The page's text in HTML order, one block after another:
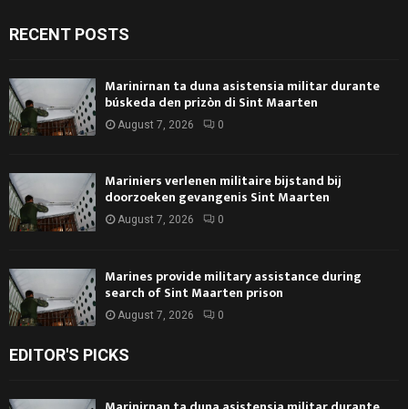
RECENT POSTS
Marinirnan ta duna asistensia militar durante
búskeda den prizòn di Sint Maarten
August 7, 2026 0
Mariniers verlenen militaire bijstand bij
doorzoeken gevangenis Sint Maarten
August 7, 2026 0
Marines provide military assistance during
search of Sint Maarten prison
August 7, 2026 0
EDITOR'S PICKS